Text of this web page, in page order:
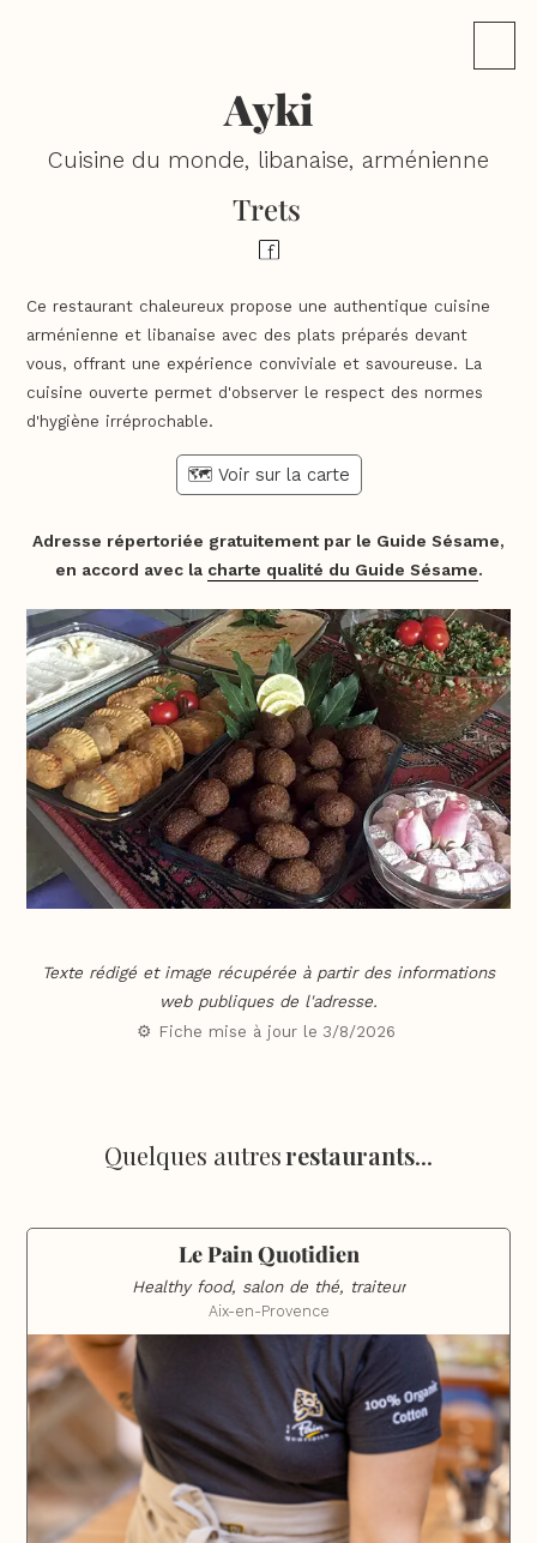
Ayki
Cuisine du monde, libanaise, arménienne
Trets
Ce restaurant chaleureux propose une authentique cuisine
arménienne et libanaise avec des plats préparés devant
vous, offrant une expérience conviviale et savoureuse. La
cuisine ouverte permet d'observer le respect des normes
d'hygiène irréprochable.
🗺️ Voir sur la carte
Adresse répertoriée gratuitement par le Guide Sésame,
en accord avec la charte qualité du Guide Sésame.
Texte rédigé et image récupérée à partir des informations
web publiques de l'adresse.
⚙️ Fiche mise à jour le 3/8/2026
Quelques autresrestaurants...
Le Pain Quotidien
Healthy food, salon de thé, traiteur
Aix-en-Provence